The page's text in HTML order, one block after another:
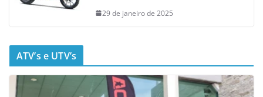
29 de janeiro de 2025
ATV’s e UTV’s